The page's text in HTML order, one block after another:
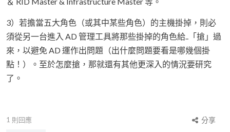
3）若擔當五大角色（或其中某些角色）的主機掛掉，則必
須從另一台進入 AD 管理工具將那些掛掉的角色給..「搶」過
來，以避免 AD 運作出問題（出什麼問題要看是哪幾個掛
點！）。至於怎麼搶，那就還有其他更深入的情況要研究
了。
1 則回應
分享